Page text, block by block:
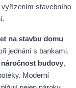
stavebního
na stavbu domu
jednání s bankami.
budovy,
Moderní